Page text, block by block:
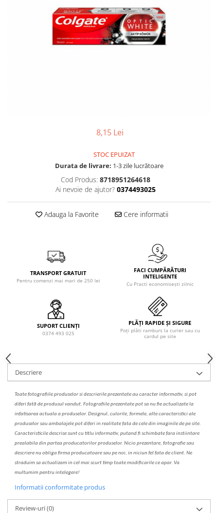
Detergent pardoseala
Detergent toaleta
Echipamente de curăţenie
Produse de dezinfectare
Indepartarea parului
Ingrijirea buzei
Lotiune de corp
Produse pentru curatarea tenului
Sapun lichid, sapun
Tratament pentru par, conditioner
8,15 Lei
STOC EPUIZAT
Durata de livrare: 1-3 zile lucrătoare
Cod Produs: 8718951264618
Ai nevoie de ajutor? 0374493025
Adauga la Favorite Cere informatii
TRANSPORT GRATUIT
Pentru comenzi mai mari de 250 lei
FACI CUMPĂRĂTURI
INTELIGENTE
Cu Practi economisești zilnic
SUPORT CLIENȚI
0374 493 025
PLĂȚI RAPIDE ȘI SIGURE
Poți plăti ramburs la curier sau cu
cardul pe site
Descriere
Toate fotografiile produselorsidescrierileprezentate au caracter informativ, si pot
diferi fată de produsul vandut. Fotografiile prezentate pot sa nu fie actualizate la
infatisarea actuala a produselor. Designul, culorile, formele, alte caracteristici ale
produselor sau ambalajele pot diferi in realitate fata de cele din imaginile de pe site.
Caracteristicile descrise sunt cu titlu informativ, putand fi schimbate fara instiintare
prealabila din partea producatorilor produselor. Nicio prezentare, fotografie sau
descriere nu obliga firma producatoare sau pe noi, in niciun fel fata de client. Ne
straduim sa actualizam in cel mai scurt timp toate modificarile ce apar. Va
multumim pentru intelegere!
Informatii conformitate produs
Review-uri(0)